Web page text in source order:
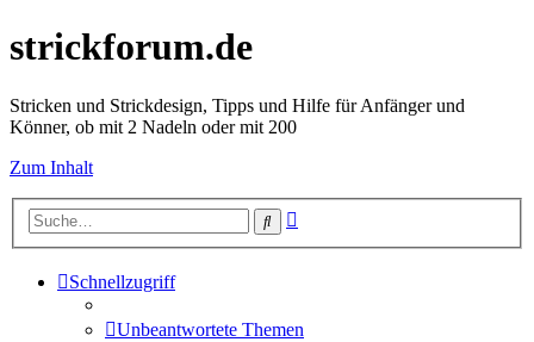
strickforum.de
Stricken und Strickdesign, Tipps und Hilfe für Anfänger und
Könner, ob mit 2 Nadeln oder mit 200
Zum Inhalt
Suche
Schnellzugriff
Unbeantwortete Themen